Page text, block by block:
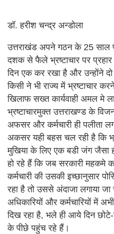
डॉ. हरीश चन्द्र अन्डोला
उत्तराखंड अपने गठन के 25 साल
दशक से फैले भ्रष्टाचार पर
दिन एक कर रखा है और उन्होंने
किसी ने भी राज्य में भ्रष्टाचार
खिलाफ सख्त कार्यवाही अमल मे
भ्रष्टाचारमुक्त उत्तराखण्ड के
अफसर और कर्मचारी ही पलीता
अकसर यही बहस चल रही है कि
मुखिया के लिए एक बडी जंग जैसा
हो रहे हैं कि जब सरकारी महकमे
कर्मचारी की उसकी इच्छानुसार
रहा है तो उससे अंदाजा लगाया जा
अधिकारियों और कर्मचारियों में
दिख रहा है, भले ही आये दिन
के पीछे पहुंच रहे हैं।